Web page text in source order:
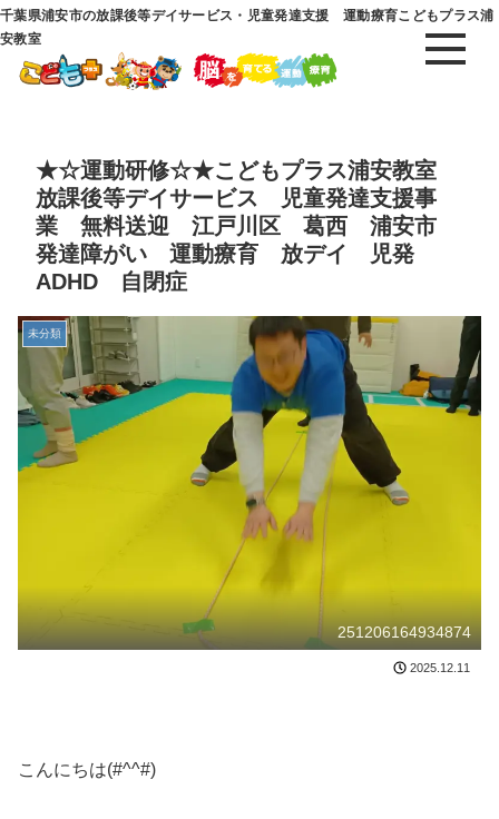
千葉県浦安市の放課後等デイサービス・児童発達支援 運動療育こどもプラス浦
安教室
★☆運動研修☆★こどもプラス浦安教室
放課後等デイサービス 児童発達支援事
業 無料送迎 江戸川区 葛西 浦安市
発達障がい 運動療育 放デイ 児発
ADHD 自閉症
未分類
251206164934874
2025.12.11
こんにちは(#^^#)